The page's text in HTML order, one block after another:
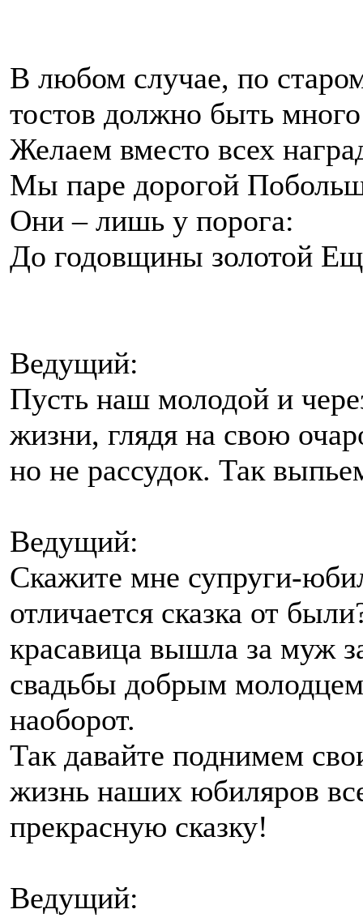
В любом случае, по
тостов должно быть
Желаем вместо всех
Мы паре дорогой
Они – лишь у порога:
До годовщины золотой
Ведущий:
Пусть наш молодой и
жизни, глядя на свою
но не рассудок. Так
Ведущий:
Скажите мне супруги-
отличается сказка от
красавица вышла за муж
свадьбы добрым
наоборот.
Так давайте поднимем
жизнь наших юбиляров
прекрасную сказку!
Ведущий: